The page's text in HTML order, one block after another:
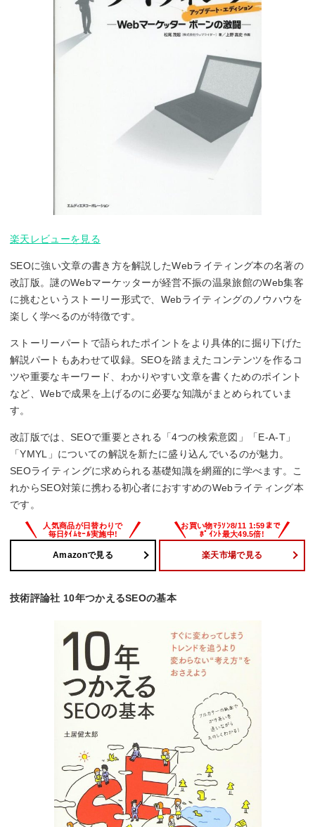
楽天レビューを見る
SEOに強い文章の書き方を解説したWebライティング本の名著の
改訂版。謎のWebマーケッターが経営不振の温泉旅館のWeb集客
に挑むというストーリー形式で、Webライティングのノウハウを
楽しく学べるのが特徴です。
ストーリーパートで語られたポイントをより具体的に掘り下げた
解説パートもあわせて収録。SEOを踏まえたコンテンツを作るコ
ツや重要なキーワード、わかりやすい文章を書くためのポイント
など、Webで成果を上げるのに必要な知識がまとめられていま
す。
改訂版では、SEOで重要とされる「4つの検索意図」「E-A-T」
「YMYL」についての解説を新たに盛り込んでいるのが魅力。
SEOライティングに求められる基礎知識を網羅的に学べます。こ
れからSEO対策に携わる初心者におすすめのWebライティング本
です。
Amazonで見る 楽天市場で見る
技術評論社 10年つかえるSEOの基本